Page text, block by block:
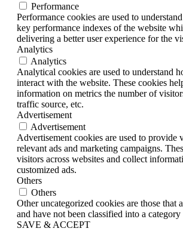
Performance
Performance cookies are used to
key performance indexes of the website
delivering a better user experience for the
Analytics
Analytics
Analytical cookies are used to understand
interact with the website. These cookies
information on metrics the number of
traffic source, etc.
Advertisement
Advertisement
Advertisement cookies are used to provide
relevant ads and marketing campaigns.
visitors across websites and collect
customized ads.
Others
Others
Other uncategorized cookies are those that
and have not been classified into a category
SAVE & ACCEPT